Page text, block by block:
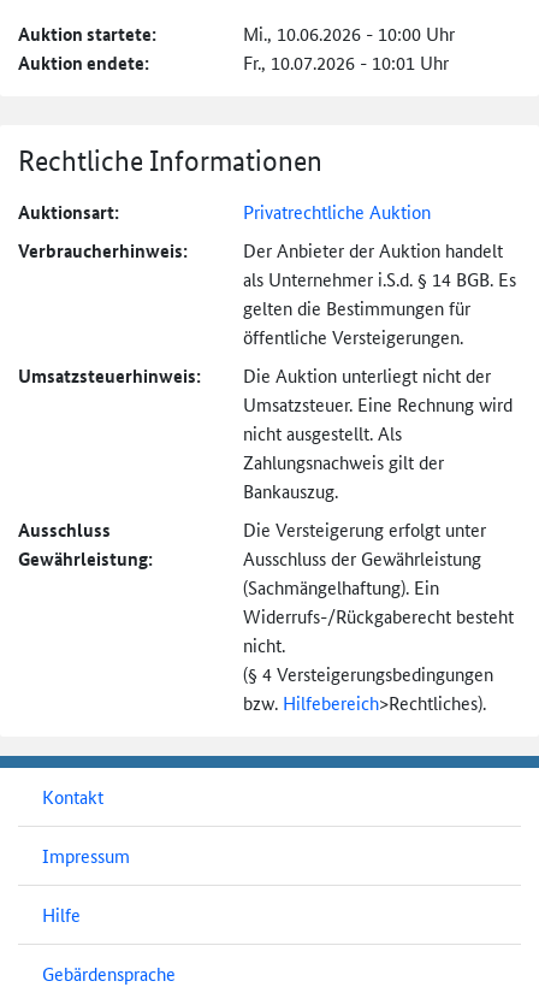
Auktion startete: Mi., 10.06.2026 - 10:00 Uhr
Auktion endete: Fr., 10.07.2026 - 10:01 Uhr
Rechtliche Informationen
Auktionsart: Privatrechtliche Auktion
Verbraucher­hinweis:
Der Anbieter der Auktion handelt
als Unternehmer i.S.d. § 14 BGB. Es
gelten die Bestimmungen für
öffentliche Versteigerungen.
Umsatzsteuer­hinweis:
Die Auktion unterliegt nicht der
Umsatzsteuer. Eine Rechnung wird
nicht ausgestellt. Als
Zahlungsnachweis gilt der
Bankauszug.
Ausschluss
Gewährleistung:
Die Versteigerung erfolgt unter
Ausschluss der Gewährleistung
(Sachmängel­haftung). Ein
Widerrufs-/Rückgaberecht besteht
nicht.
(§ 4 Versteigerungs­bedingungen
bzw. Hilfebereich>Rechtliches).
Kontakt
Impressum
Hilfe
Gebärdensprache